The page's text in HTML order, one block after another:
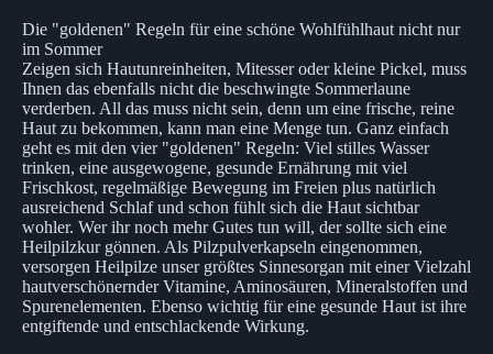
Die "goldenen" Regeln für eine schöne Wohlfühlhaut nicht nur
im Sommer
Zeigen sich Hautunreinheiten, Mitesser oder kleine Pickel, muss
Ihnen das ebenfalls nicht die beschwingte Sommerlaune
verderben. All das muss nicht sein, denn um eine frische, reine
Haut zu bekommen, kann man eine Menge tun. Ganz einfach
geht es mit den vier "goldenen" Regeln: Viel stilles Wasser
trinken, eine ausgewogene, gesunde Ernährung mit viel
Frischkost, regelmäßige Bewegung im Freien plus natürlich
ausreichend Schlaf und schon fühlt sich die Haut sichtbar
wohler. Wer ihr noch mehr Gutes tun will, der sollte sich eine
Heilpilzkur gönnen. Als Pilzpulverkapseln eingenommen,
versorgen Heilpilze unser größtes Sinnesorgan mit einer Vielzahl
hautverschönernder Vitamine, Aminosäuren, Mineralstoffen und
Spurenelementen. Ebenso wichtig für eine gesunde Haut ist ihre
entgiftende und entschlackende Wirkung.